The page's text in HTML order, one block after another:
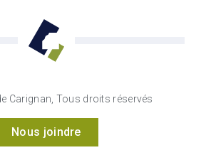
Carignan, Tous droits réservés
Nous joindre